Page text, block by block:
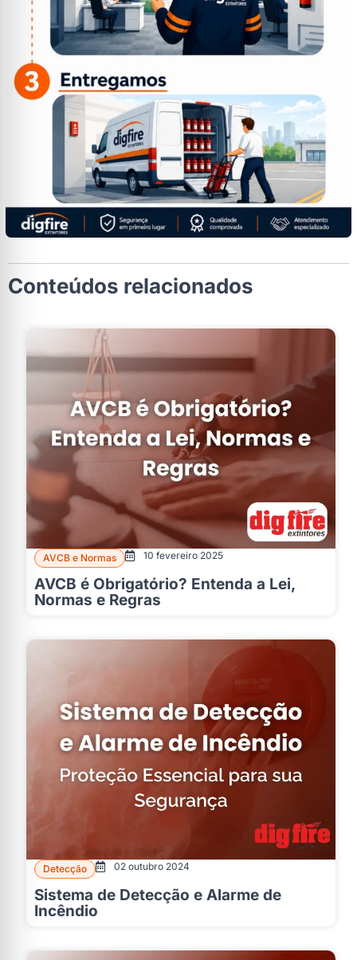
Conteúdos relacionados
AVCB e Normas 10 fevereiro 2025
AVCB é Obrigatório? Entenda a Lei,
Normas e Regras
Detecção 02 outubro 2024
Sistema de Detecção e Alarme de
Incêndio